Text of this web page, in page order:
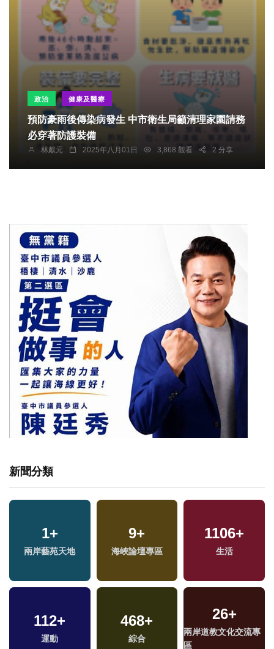
政治 健康及醫療
預防豪雨後傳染病發生 中市衛生局籲清理家園請務
必穿著防護裝備
林獻元 2025年八月01日 3,868 觀看 2 分享
新聞分類
1+
兩岸藝苑天地
9+
海峽論壇專區
1106+
生活
112+
運動
468+
綜合
26+
兩岸道教文化交流專
區